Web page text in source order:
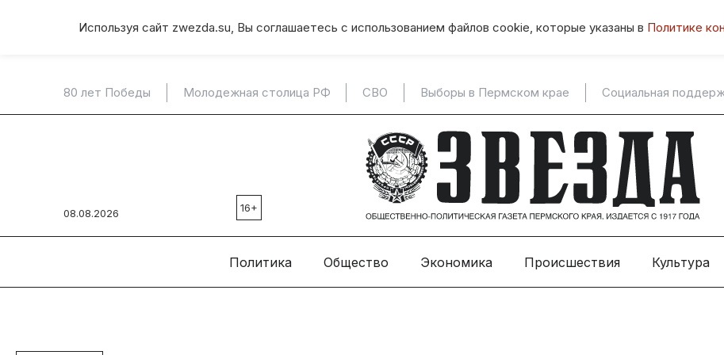
Используя сайт zwezda.su, Вы соглашаетесь с использованием файлов cookie, которые указаны в Политике
80 лет Победы Молодежная столица РФ СВО Выборы в Пермском крае Социальная
08.08.2026 16+
Политика Общество Экономика Происшествия Культура